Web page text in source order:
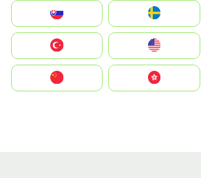
United States
中國香港特別行政區